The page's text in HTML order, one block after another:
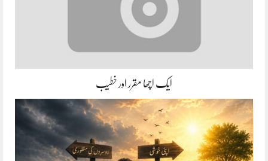
ایک اچھا مقرر اور خطیب